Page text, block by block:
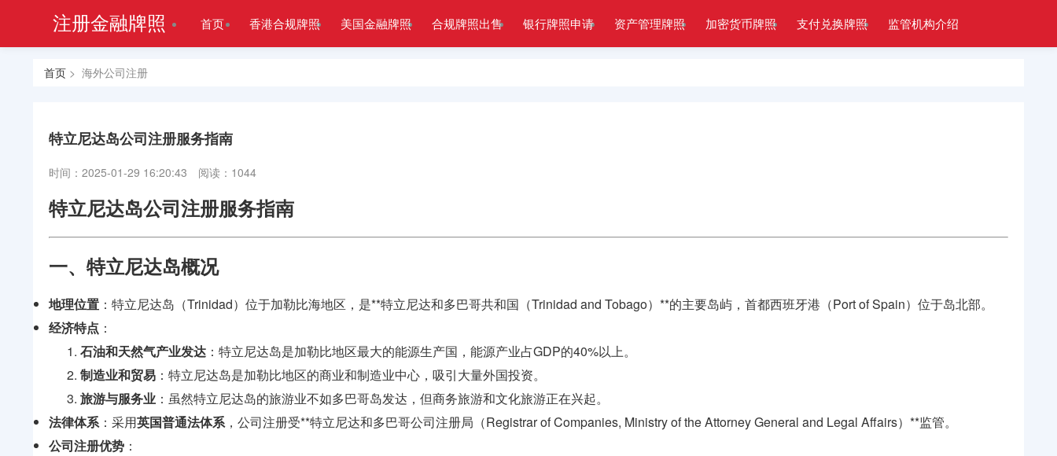
注册金融牌照 首页 香港合规牌照 美国金融牌照 合规牌照出售 银行牌照申请 资产管理牌照 加密货币牌照 支付兑换牌照 监管机构介绍
首页 > 海外公司注册
特立尼达岛公司注册服务指南
时间：2025-01-29 16:20:43 阅读：1044
特立尼达岛公司注册服务指南
一、特立尼达岛概况
地理位置 ：特立尼达岛（Trinidad）位于加勒比海地区，是**特立尼达和多巴哥共和国（Trinidad and Tobago）**的主要岛屿，首都西班牙港（Port of Spain）位于岛北部。
经济特点 ：
石油和天然气产业发达 ：特立尼达岛是加勒比地区最大的能源生产国，能源产业占GDP的40%以上。
制造业和贸易 ：特立尼达岛是加勒比地区的商业和制造业中心，吸引大量外国投资。
旅游与服务业 ：虽然特立尼达岛的旅游业不如多巴哥岛发达，但商务旅游和文化旅游正在兴起。
法律体系：采用英国普通法体系，公司注册受**特立尼达和多巴哥公司注册局（Registrar of Companies, Ministry of the Attorney General and Legal Affairs）**监管。
公司注册优势 ：